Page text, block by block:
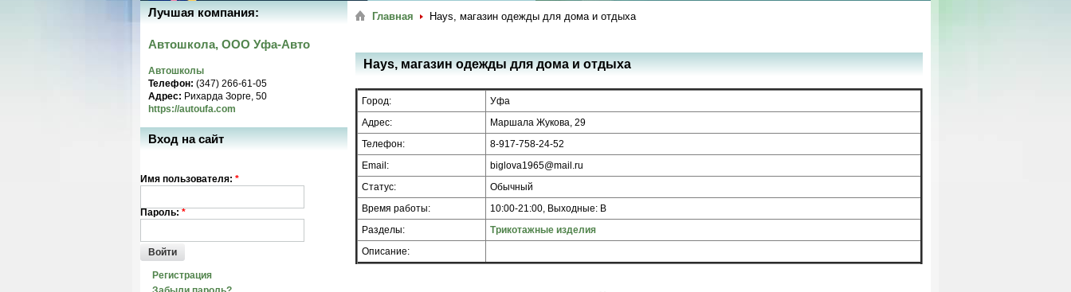
Главная Hays, магазин одежды для дома и отдыха
Hays, магазин одежды для дома и отдыха
Город:
Уфа
Адрес:
Маршала Жукова, 29
Телефон:
8-917-758-24-52
Email:
biglova1965@mail.ru
Статус:
Обычный
Время работы:
10:00-21:00, Выходные: В
Разделы:
Трикотажные изделия
Описание:
Лучшая компания:
Автошкола, ООО Уфа-Авто
Автошколы
Телефон: (347) 266-61-05
Адрес: Рихарда Зорге, 50
https://autoufa.com
Вход на сайт
Имя пользователя: *
Пароль: *
Войти
Регистрация